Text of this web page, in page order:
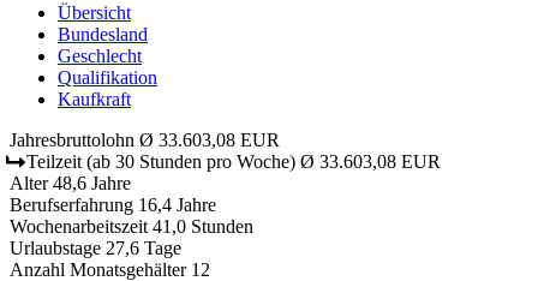
Übersicht
Bundesland
Geschlecht
Qualifikation
Kaufkraft
Jahresbruttolohn Ø 33.603,08 EUR
Teilzeit (ab 30 Stunden pro Woche) Ø 33.603,08 EUR
Alter 48,6 Jahre
Berufserfahrung 16,4 Jahre
Wochenarbeitszeit 41,0 Stunden
Urlaubstage 27,6 Tage
Anzahl Monatsgehälter 12